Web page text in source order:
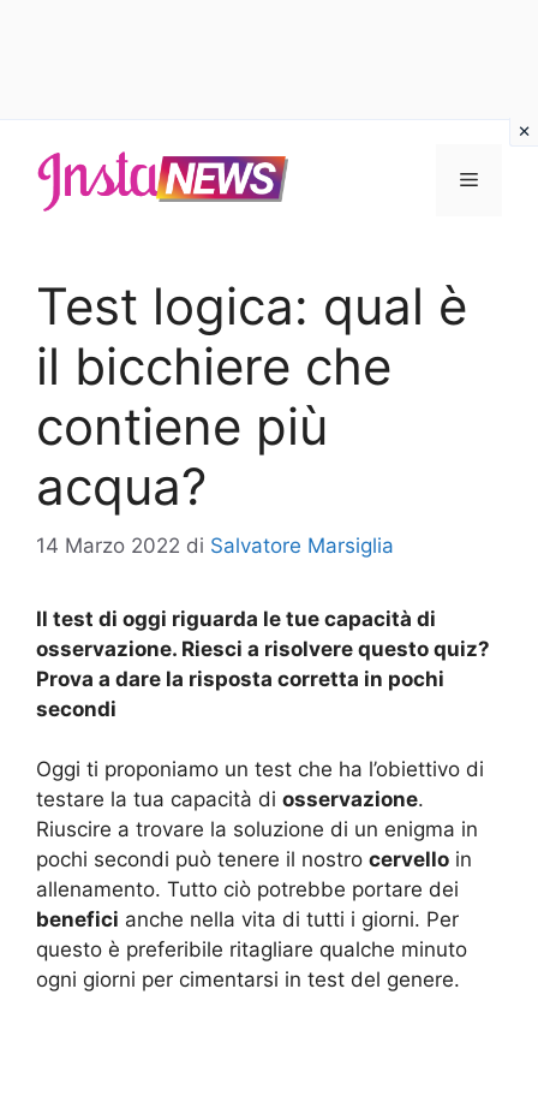
contenuto
Menu
Test logica: qual è
il bicchiere che
contiene più
acqua?
14 Marzo 2022 di Salvatore Marsiglia
Il test di oggi riguarda le tue capacità di
osservazione. Riesci a risolvere questo quiz?
Prova a dare la risposta corretta in pochi
secondi
Oggi ti proponiamo un test che ha l’obiettivo di
testare la tua capacità di osservazione.
Riuscire a trovare la soluzione di un enigma in
pochi secondi può tenere il nostro cervello in
allenamento. Tutto ciò potrebbe portare dei
benefici anche nella vita di tutti i giorni. Per
questo è preferibile ritagliare qualche minuto
ogni giorni per cimentarsi in test del genere.